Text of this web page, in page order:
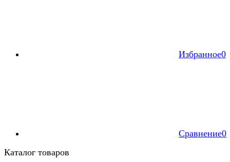
Избранное0
Сравнение0
Каталог товаров